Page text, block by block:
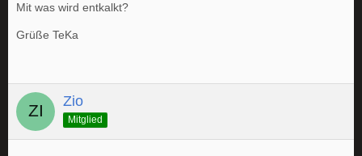
Mit was wird entkalkt?
Grüße TeKa
Zio
Mitglied